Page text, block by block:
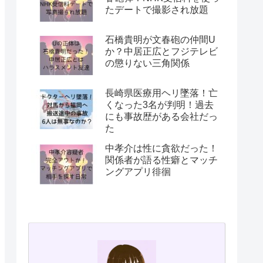
たデートで撮影され放題
石橋貴明が文春砲の仲間U
か？中居正広とフジテレビ
の懲りない三角関係
長崎県医療用ヘリ墜落！亡
くなった3名が判明！過去
にも事故歴がある会社だっ
た
中孝介は性に貪欲だった！
関係者が語る性癖とマッチ
ングアプリ徘徊